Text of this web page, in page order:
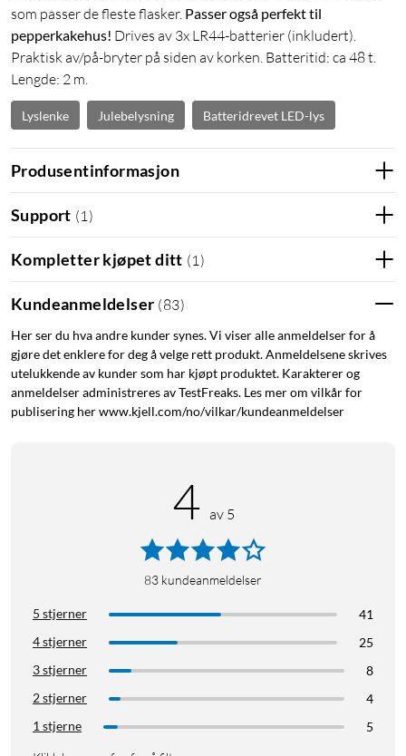
som passer de fleste flasker. Passer også perfekt til
pepperkakehus! Drives av 3x LR44-batterier (inkludert).
Praktisk av/på-bryter på siden av korken. Batteritid: ca 48 t.
Lengde: 2 m.
Lyslenke Julebelysning Batteridrevet LED-lys
Produsentinformasjon
Support (1 )
Kompletter kjøpet ditt (1 )
Kundeanmeldelser (83)
Her ser du hva andre kunder synes. Vi viser alle anmeldelser for å
gjøre det enklere for deg å velge rett produkt. Anmeldelsene skrives
utelukkende av kunder som har kjøpt produktet. Karakterer og
anmeldelser administreres av TestFreaks. Les mer om vilkår for
publisering her www.kjell.com/no/vilkar/kundeanmeldelser
4 av 5
83 kundeanmeldelser
5 stjerner
41
4 stjerner
25
3 stjerner
8
2 stjerner
4
1 stjerne
5